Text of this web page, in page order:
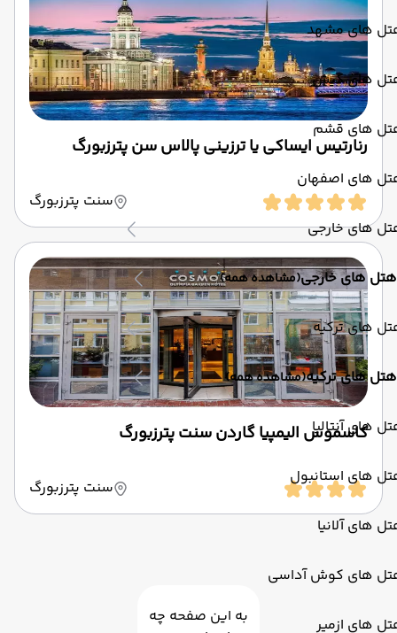
های مشهد
های کیش
های قشم
های اصفهان
های خارجی
هتل های خارجی(مشاهده همه)
های ترکیه
هتل های ترکیه(مشاهده همه)
های آنتالیا
های استانبول
های آلانیا
های کوش آداسی
های ازمیر
رنارتیس ایساکی یا ترزینی پالاس سن پترزبورگ
سنت پترزبورگ
کاسموس الیمپیا گاردن سنت پترزبورگ
سنت پترزبورگ
به این صفحه چه